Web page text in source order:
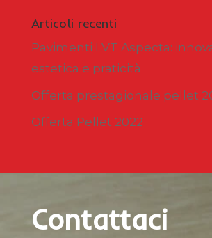
Articoli recenti
Pavimenti LVT Aspecta:
estetica e praticità
Offerta prestagionale pellet
Offerta Pellet 2022
Contattaci